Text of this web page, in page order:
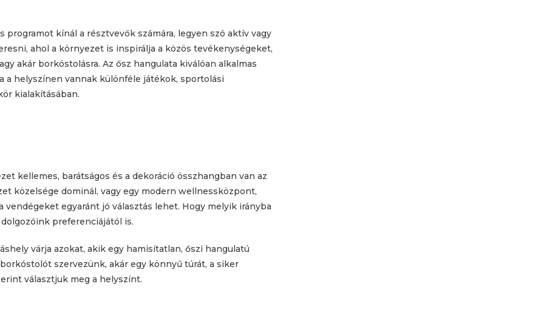
kínál a résztvevők számára, legyen szó aktív vagy
ahol a környezet is inspirálja a közös tevékenységeket,
akár borkóstolásra. Az ősz hangulata kiválóan alkalmas
helyszínen vannak különféle játékok, sportolási
kialakításában.
kellemes, barátságos és a dekoráció összhangban van az
közelsége dominál, vagy egy modern wellnessközpont,
egyaránt jó választás lehet. Hogy melyik irányba
preferenciájától is.
várja azokat, akik egy hamisítatlan, őszi hangulatú
szervezünk, akár egy könnyű túrát, a siker
választjuk meg a helyszínt.